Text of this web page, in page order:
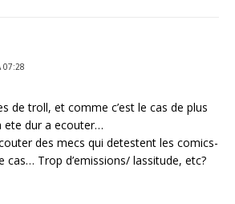
07:28
de troll, et comme c’est le cas de plus
ete dur a ecouter…
des mecs qui detestent les comics-
cas… Trop d’emissions/ lassitude, etc?